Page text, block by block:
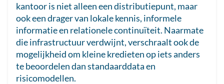
kantoor is niet alleen een distributiepunt, maar
ook een drager van lokale kennis, informele
informatie en relationele continuïteit. Naarmate
die infrastructuur verdwijnt, verschraalt ook de
mogelijkheid om kleine kredieten op iets anders
te beoordelen dan standaarddata en
risicomodellen.